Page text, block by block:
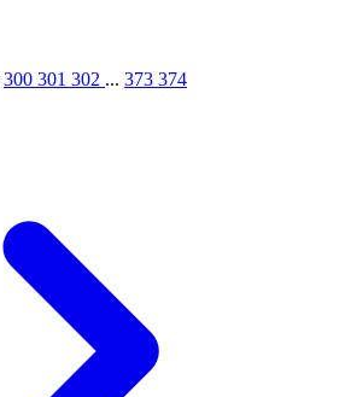
300 301 302 ... 373 374